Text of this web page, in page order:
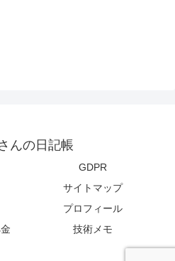
んの日記帳
GDPR
サイトマップ
プロフィール
技術メモ